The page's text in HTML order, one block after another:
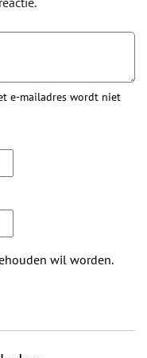
e-mailadres wordt niet
wil worden.